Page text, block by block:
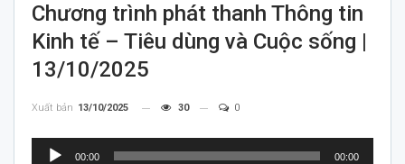
Chương trình phát thanh Thông tin
Kinh tế – Tiêu dùng và Cuộc sống |
13/10/2025
Xuất bản 13/10/2025 30 0
Trình
00:00 00:00